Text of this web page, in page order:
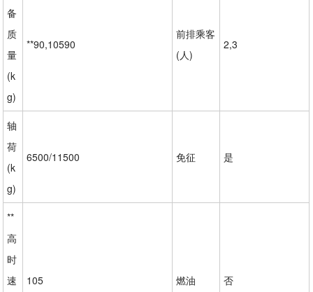
备
质
量
(k
g)
**90,10590
前排乘客
(人)
2,3
轴
荷
(k
g)
6500/11500 免征 是
**
高
时
速
105 燃油 否